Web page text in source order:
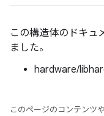
この構造体のドキュ
ました。
hardware/
このページのコンテンツ